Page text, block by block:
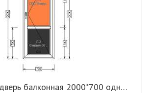
Пластиковая дверь балконная 2000*700 однокамерная КВЕ Gut